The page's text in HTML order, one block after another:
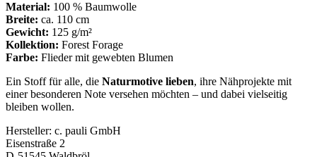
Material: 100 % Baumwolle
Breite: ca. 110 cm
Gewicht: 125 g/m²
Kollektion: Forest Forage
Farbe: Flieder mit gewebten Blumen
Ein Stoff für alle, die Naturmotive lieben, ihre Nähprojekte mit
einer besonderen Note versehen möchten – und dabei vielseitig
bleiben wollen.
Hersteller: c. pauli GmbH
Eisenstraße 2